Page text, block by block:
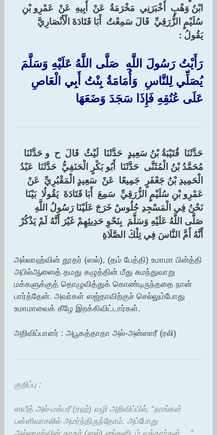
‏ابْنُ وَهْبٍ ‏ ‏أَخْبَرَنِي ‏ ‏مَخْرَمَةُ ‏ ‏عَنْ ‏ ‏أَبِيهِ ‏ ‏عَنْ ‏ ‏عَمْرِو بْنِ
سُلَيْمٍ الزُّرَقِيِّ ‏ ‏قَالَ سَمِعْتُ ‏ ‏أَبَا قَتَادَةَ الْأَنْصَارِيَّ ‏
‏يَقُولُ :‏ ‏
رَأَيْتُ رَسُولَ اللَّهِ ‏ ‏صَلَّى اللَّهُ عَلَيْهِ وَسَلَّمَ ‏
‏يُصَلِّي لِلنَّاسِ ‏ ‏وَأُمَامَةُ بِنْتُ أَبِي الْعَاصِ ‏
‏عَلَى عُنُقِهِ فَإِذَا سَجَدَ وَضَعَهَا ‏
حَدَّثَنَا ‏ ‏قُتَيْبَةُ بْنُ سَعِيدٍ ‏ ‏حَدَّثَنَا ‏ ‏لَيْثٌ ‏ ‏قَالَ ‏ ‏ح ‏ ‏و حَدَّثَنَا ‏
‏مُحَمَّدُ بْنُ الْمُثَنَّى ‏ ‏حَدَّثَنَا ‏ ‏أَبُو بَكْرٍ الْحَنَفِيُّ ‏ ‏حَدَّثَنَا ‏ ‏عَبْدُ
الْحَمِيدِ بْنُ جَعْفَرٍ ‏ ‏جَمِيعًا ‏ ‏عَنْ ‏ ‏سَعِيدٍ الْمَقْبُرِيِّ ‏ ‏عَنْ ‏
‏عَمْرِو بْنِ سُلَيْمٍ الزُّرَقِيِّ ‏ ‏سَمِعَ ‏ ‏أَبَا قَتَادَةَ ‏ ‏يَقُولُا ‏ ‏بَيْنَا
نَحْنُ فِي الْمَسْجِدِ جُلُوسٌ خَرَجَ عَلَيْنَا رَسُولُ اللَّهِ ‏
‏صَلَّى اللَّهُ عَلَيْهِ وَسَلَّمَ ‏ ‏بِنَحْوِ حَدِيثِهِمْ غَيْرَ أَنَّهُ لَمْ يَذْكُرْ
أَنَّهُ أَمَّ النَّاسَ فِي تِلْكَ الصَّلَاةِ
அல்லாஹ்வின் தூதர் (ஸல்), (தம் பேத்தி) உமாமா பின்த்தி
அபில்ஆஸைத் தமது கழுத்தின் மீது சுமந்துவாறு
மக்களுக்குத் தொழுவித்துக் கொண்டிருந்ததை நான்
பார்த்தேன். அவர்கள் ஸஜ்தாவிற்குச் செல்லும்போது
உமாமாவைக் கீழே இறக்கிவிட்டார்கள்.
அறிவிப்பாளர் : அபூகத்தாதா அல்-அன்ஸாரீ (ரலி)
குறிப்பு :
ஸயீத் அல்-மக்பரீ (ரஹ்) வழி அறிவிப்பில், “நாங்கள்
பள்ளிவாசலில் அமர்ந்திருந்தோம். அப்போது